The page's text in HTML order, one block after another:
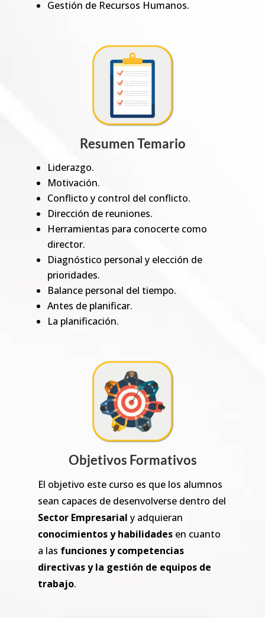
Gestión de Recursos Humanos.
Resumen Temario
Liderazgo.
Motivación.
Conflicto y control del conflicto.
Dirección de reuniones.
Herramientas para conocerte como
director.
Diagnóstico personal y elección de
prioridades.
Balance personal del tiempo.
Antes de planificar.
La planificación.
Objetivos Formativos
El objetivo este curso es que los alumnos
sean capaces de desenvolverse dentro del
Sector Empresarial y adquieran
conocimientos y habilidades en cuanto
a las funciones y competencias
directivas y la gestión de equipos de
trabajo.